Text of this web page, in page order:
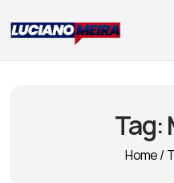
Tag:
Home/